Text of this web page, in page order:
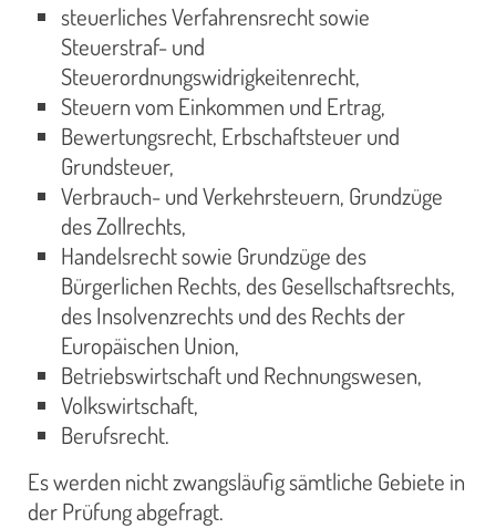
steuerliches Verfahrensrecht sowie
Steuerstraf- und
Steuerordnungswidrigkeitenrecht,
Steuern vom Einkommen und Ertrag,
Bewertungsrecht, Erbschaftsteuer und
Grundsteuer,
Verbrauch- und Verkehrsteuern, Grundzüge
des Zollrechts,
Handelsrecht sowie Grundzüge des
Bürgerlichen Rechts, des Gesellschaftsrechts,
des Insolvenzrechts und des Rechts der
Europäischen Union,
Betriebswirtschaft und Rechnungswesen,
Volkswirtschaft,
Berufsrecht.
Es werden nicht zwangsläufig sämtliche Gebiete in
der Prüfung abgefragt.